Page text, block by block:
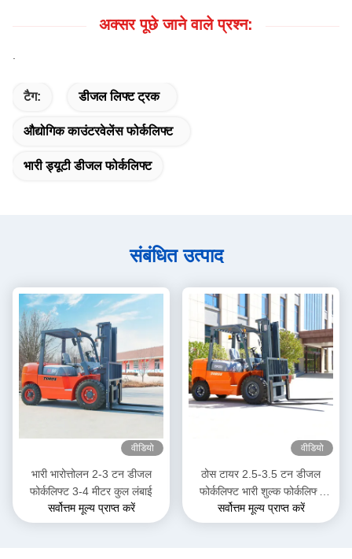
अक्सर पूछे जाने वाले प्रश्न:
.
टैग: डीजल लिफ्ट ट्रक
औद्योगिक काउंटरवेलेंस फोर्कलिफ्ट
भारी ड्यूटी डीजल फोर्कलिफ्ट
संबंधित उत्पाद
वीडियो
भारी भारोत्तोलन 2-3 टन डीजल
फोर्कलिफ्ट 3-4 मीटर कुल लंबाई
सर्वोत्तम मूल्य प्राप्त करें
वीडियो
ठोस टायर 2.5-3.5 टन डीजल
फोर्कलिफ्ट भारी शुल्क फोर्कलिफ्ट
ट्रक गोदाम के लिए
सर्वोत्तम मूल्य प्राप्त करें